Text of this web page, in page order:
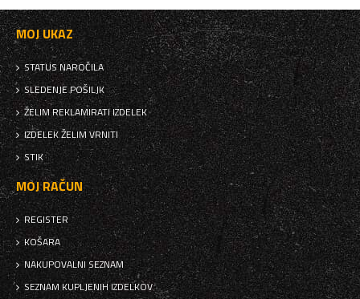
MOJ UKAZ
STATUS NAROČILA
SLEDENJE POŠILJK
ŽELIM REKLAMIRATI IZDELEK
IZDELEK ŽELIM VRNITI
STIK
MOJ RAČUN
REGISTER
KOŠARA
NAKUPOVALNI SEZNAM
SEZNAM KUPLJENIH IZDELKOV